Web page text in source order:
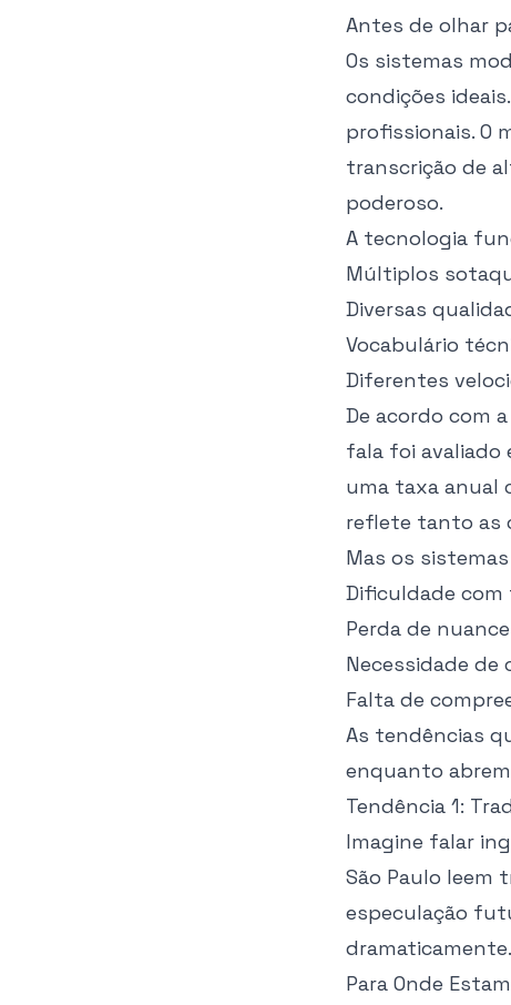
Antes de olhar
Os sistemas
condições
profissionais. O
transcrição de
poderoso.
A tecnologia
Múltiplos
Diversas
Vocabulário
Diferentes
De acordo com a
fala foi avaliado
uma taxa anual
reflete tanto as
Mas os
Dificuldade
Perda de
Necessidade
Falta de
As tendências
enquanto
Tendência 1:
Imagine falar
São Paulo leem
especulação
dramaticamente.
Para Onde